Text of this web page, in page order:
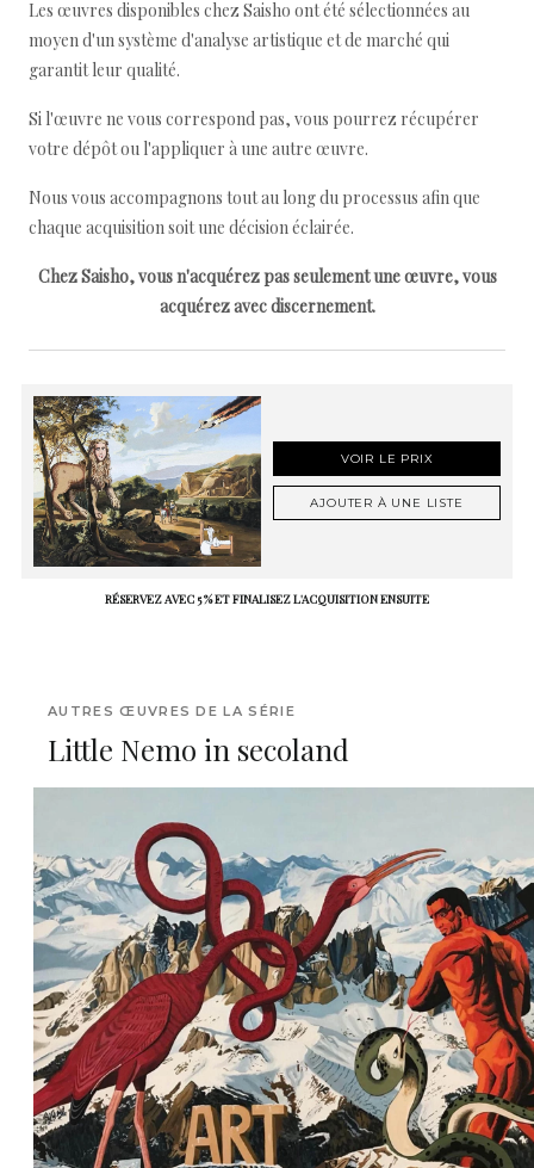
Les œuvres disponibles chez Saisho ont été sélectionnées au
moyen d'un système d'analyse artistique et de marché qui
garantit leur qualité.
Si l'œuvre ne vous correspond pas, vous pourrez récupérer
votre dépôt ou l'appliquer à une autre œuvre.
Nous vous accompagnons tout au long du processus afin que
chaque acquisition soit une décision éclairée.
Chez Saisho, vous n'acquérez pas seulement une œuvre, vous
acquérez avec discernement.
VOIR LE PRIX
AJOUTER À UNE LISTE
RÉSERVEZ AVEC 5 % ET FINALISEZ L'ACQUISITION ENSUITE
AUTRES ŒUVRES DE LA SÉRIE
Little Nemo in secoland